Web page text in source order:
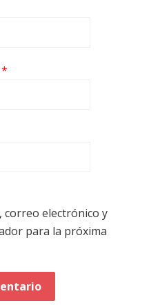
*
correo electrónico y
para la próxima